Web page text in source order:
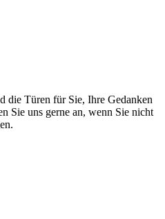
die Türen für Sie, Ihre Gedanken
Sie uns gerne an, wenn Sie nicht